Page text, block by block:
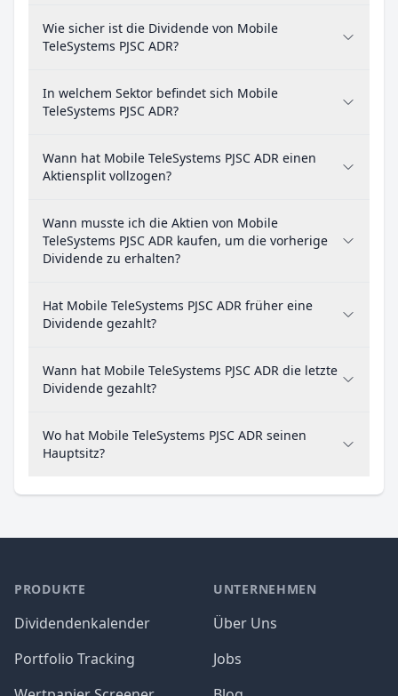
Wie sicher ist die Dividende von Mobile
TeleSystems PJSC ADR?
In welchem Sektor befindet sich Mobile
TeleSystems PJSC ADR?
Wann hat Mobile TeleSystems PJSC ADR einen
Aktiensplit vollzogen?
Wann musste ich die Aktien von Mobile
TeleSystems PJSC ADR kaufen, um die vorherige
Dividende zu erhalten?
Hat Mobile TeleSystems PJSC ADR früher eine
Dividende gezahlt?
Wann hat Mobile TeleSystems PJSC ADR die letzte
Dividende gezahlt?
Wo hat Mobile TeleSystems PJSC ADR seinen
Hauptsitz?
PRODUKTE
Dividendenkalender
Portfolio Tracking
UNTERNEHMEN
Über Uns
Jobs